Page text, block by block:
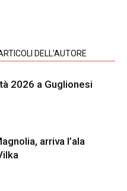
DELL'AUTORE
2026 a Guglionesi
arriva l’ala